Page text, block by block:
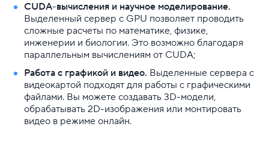
CUDA-вычисления и научное моделирование.
Выделенный сервер с GPU позволяет проводить
сложные расчеты по математике, физике,
инженерии и биологии. Это возможно благодаря
параллельным вычислениям от CUDA;
Работа с графикой и видео. Выделенные сервера с
видеокартой подходят для работы с графическими
файлами. Вы можете создавать 3D-модели,
обрабатывать 2D-изображения или монтировать
видео в режиме онлайн.